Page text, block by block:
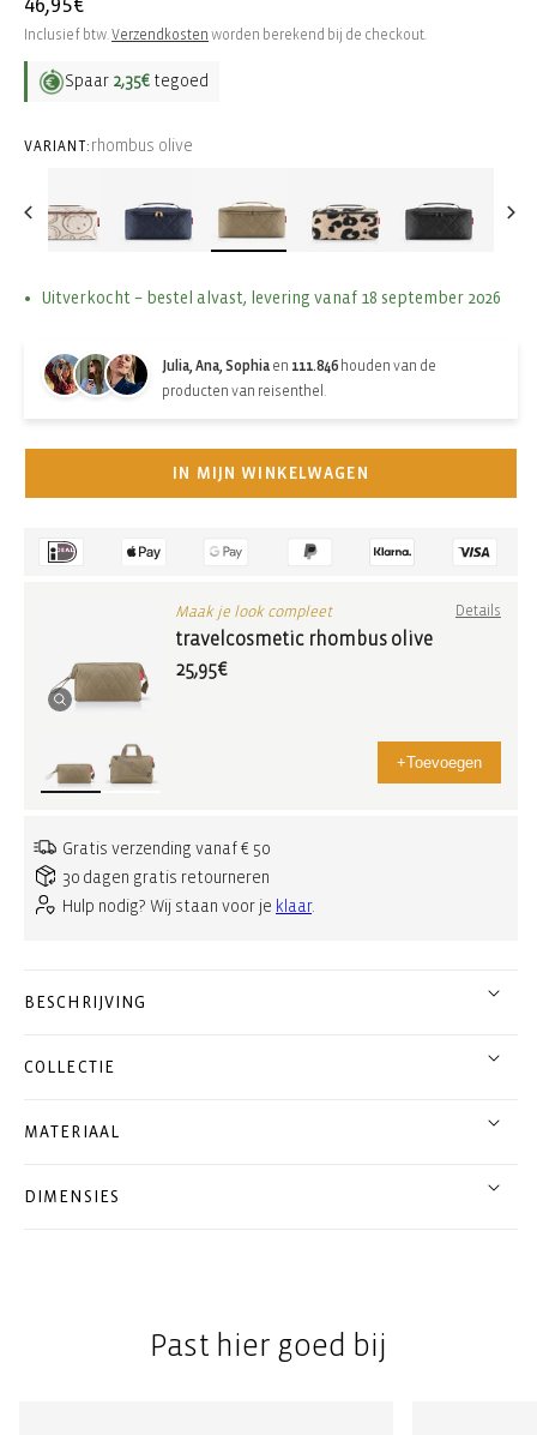
prijs
46,95€
Inclusief btw.Verzendkosten worden berekend bij de checkout.
Spaar 2,35€ tegoed
VARIANT: rhombus olive
Uitverkocht – bestel alvast, levering vanaf 18 september 2026
Julia, Ana, Sophia en 111.846 houden van de
producten van reisenthel.
IN MIJN WINKELWAGEN
Maak je look compleet Details
travelcosmetic rhombus olive
25,95€
+Toevoegen
Gratis verzending vanaf € 50
30 dagen gratis retourneren
Hulp nodig? Wij staan voor je klaar.
BESCHRIJVING
COLLECTIE
MATERIAAL
DIMENSIES
Past hier goed bij